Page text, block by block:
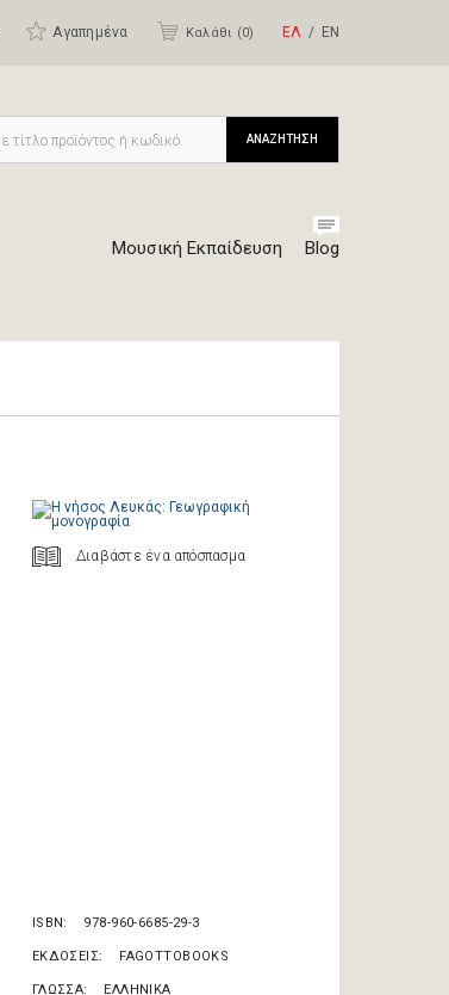
Αγαπημένα Καλάθι (0) ΕΛ ΕΝ
Μουσική Εκπαίδευση Blog
ΑΝΑΖΗΤΗΣΗ
Διαβάστε ένα απόσπασμα
ISBN 978-960-6685-29-3
ΕΚΔΟΣΕΙΣ FAGOTTOBOOKS
ΓΛΩΣΣΑ ΕΛΛΗΝΙΚΑ